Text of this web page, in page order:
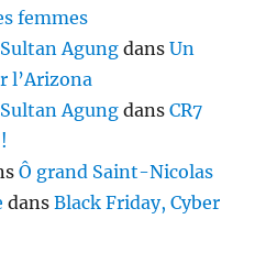
femmes
Agung dansUn
l’Arizona
Agung dansCR7
Ô grand Saint-Nicolas
dansBlack Friday, Cyber